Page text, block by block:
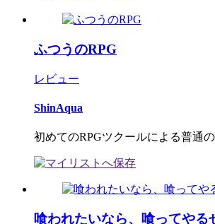
ふつうのRPG
レビュー
ShinAqua
初めてのRPGツクールによる普通
喰われたいなら、喰ってやる